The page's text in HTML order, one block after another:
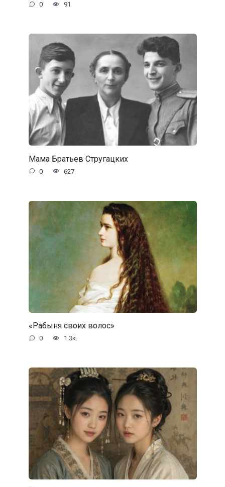
0 91
Мама Братьев Стругацких
0 627
«Рабыня своих волос»
0 1.3к.